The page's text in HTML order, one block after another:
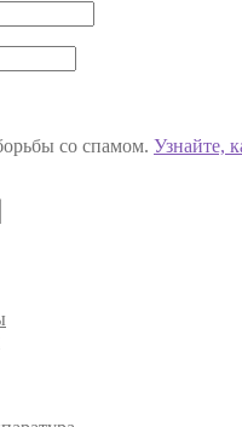
со спамом. Узнайте,